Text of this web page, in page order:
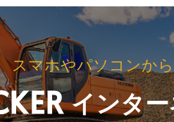
スマホやパソコンか
インタ